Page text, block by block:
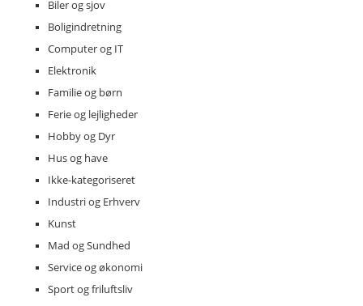
Biler og sjov
Boligindretning
Computer og IT
Elektronik
Familie og børn
Ferie og lejligheder
Hobby og Dyr
Hus og have
Ikke-kategoriseret
Industri og Erhverv
Kunst
Mad og Sundhed
Service og økonomi
Sport og friluftsliv